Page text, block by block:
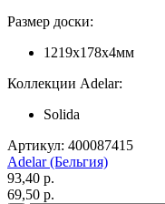
Размер доски:
1219x178x4мм
Коллекции Adelar:
Solida
Артикул: 400087415
Adelar (Бельгия)
93,40 p.
69,50 p.